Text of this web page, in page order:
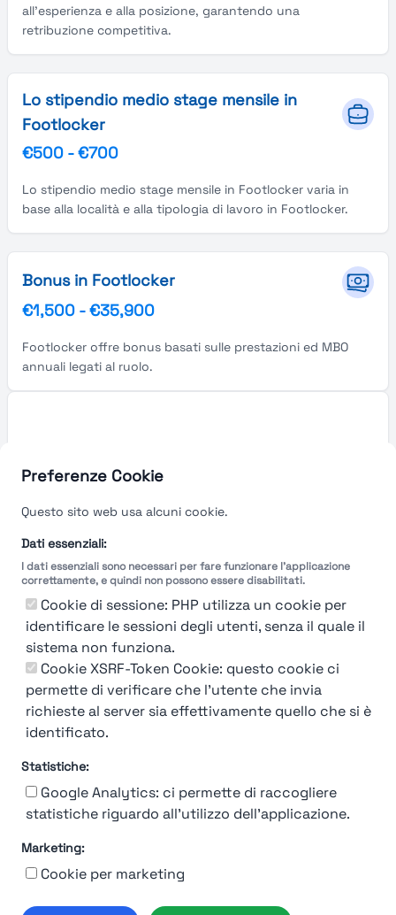
Preferenze Cookie
Questo sito web usa alcuni cookie.
Dati essenziali:
I dati essenziali sono necessari per fare funzionare l'applicazione
correttamente, e quindi non possono essere disabilitati.
Cookie di sessione: PHP utilizza un cookie per
identificare le sessioni degli utenti, senza il quale il
sistema non funziona.
Cookie XSRF-Token Cookie: questo cookie ci
permette di verificare che l'utente che invia
richieste al server sia effettivamente quello che si è
identificato.
Statistiche:
Google Analytics: ci permette di raccogliere
statistiche riguardo all'utilizzo dell'applicazione.
Marketing:
Cookie per marketing
all'esperienza e alla posizione, garantendo una
retribuzione competitiva.
Lo stipendio medio stage mensile in
Footlocker
€500 -€700
Lo stipendio medio stage mensile in Footlocker varia in
base alla località e alla tipologia di lavoro in Footlocker.
Bonus in Footlocker
€1,500 -€35,900
Footlocker offre bonus basati sulle prestazioni ed MBO
annuali legati al ruolo.
You're Not logged in
LoginorIscrivitiper vedere
Termini e Condizioni
© 2019-2026 Stupendio. Tutti i diritti riservati | Smarteris S.r.l. P.IVA